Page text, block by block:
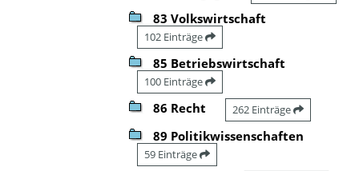
83 Volkswirtschaft
102 Einträge
85 Betriebswirtschaft
100 Einträge
86 Recht 262 Einträge
89 Politikwissenschaften
59 Einträge